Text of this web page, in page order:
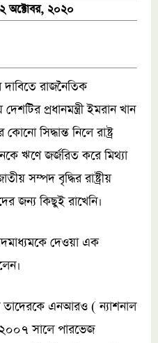
২ অক্টোবর, ২০২০
দাবিতে রাজনৈতিক
প্রধানমন্ত্রী ইমরান খান
সিদ্ধান্ত নিলে রাষ্ট্র
ঋণে জর্জরিত করে মিথ্যা
সম্পদ বৃদ্ধির রাষ্ট্রীয়
জন্য কিছুই রাখেনি।
দেওয়া এক
তাদেরকে এনআরও ( ন্যাশনাল
২০০৭ সালে পারভেজ